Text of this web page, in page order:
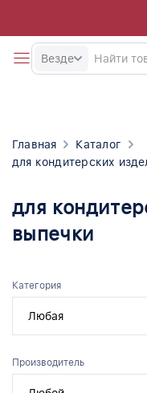
Везде
Главная
Каталог
для кондитерских
для
выпечки
Категория
Производитель